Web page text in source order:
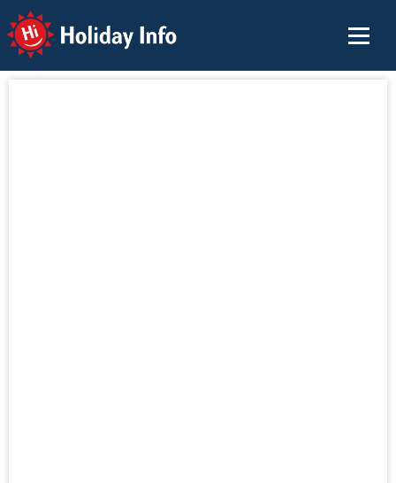
Holiday Info